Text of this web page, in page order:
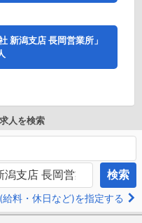
新潟支店 長岡営業所」
人を検索
検索
給料・休日など)を指定する